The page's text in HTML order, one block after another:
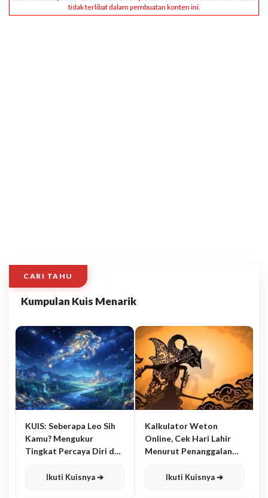
CARI TAHU
Kumpulan Kuis Menarik
KUIS: Seberapa Leo Sih
Kamu? Mengukur
Tingkat Percaya Diri dan
Ikuti Kuisnya ➔
Kalkulator Weton
Online, Cek Hari Lahir
Menurut Penanggalan
Ikuti Kuisnya ➔